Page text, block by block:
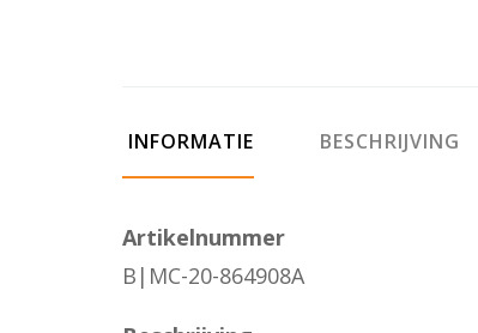
INFORMATIE BESCHRIJVING
Artikelnummer
B|MC-20-864908A